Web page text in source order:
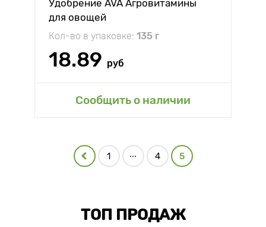
Удобрение AVA Агровитамины
для овощей
Кол-во в упаковке: 135 г
18.89 руб
Сообщить о наличии
1 ... 4 5
ТОП ПРОДАЖ